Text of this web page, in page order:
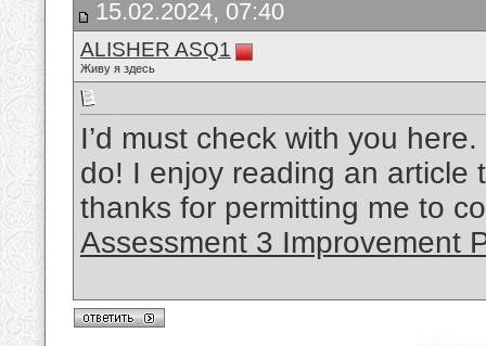
15.02.2024, 07:40
ALISHER ASQ1
Живу я здесь
I’d must check with you
do! I enjoy reading an article
thanks for permitting me to
Assessment 3 Improvement